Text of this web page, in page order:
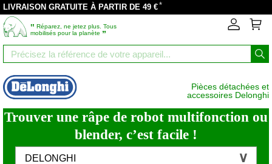
LIVRAISON GRATUITE À PARTIR DE 49 €*
‟ Réparez, ne jetez plus. Tous
mobilisés pour la planète ”
Pièces détachées et
accessoires Delonghi
Trouver une râpe de robot multifonction ou
blender, c’est facile !
DELONGHI